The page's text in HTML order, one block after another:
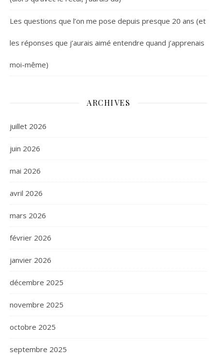
Les questions que l’on me pose depuis presque 20 ans (et
les réponses que j’aurais aimé entendre quand j’apprenais
moi-même)
ARCHIVES
juillet 2026
juin 2026
mai 2026
avril 2026
mars 2026
février 2026
janvier 2026
décembre 2025
novembre 2025
octobre 2025
septembre 2025